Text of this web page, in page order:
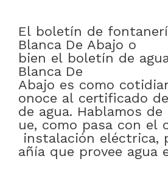
El boletín de
Blanca De Abajo o
bien el boletín de
Blanca De
Abajo es como
onoce al certificado de
de agua. Hablamos de
ue, como pasa con el
instalación eléctrica,
añía que provee agua